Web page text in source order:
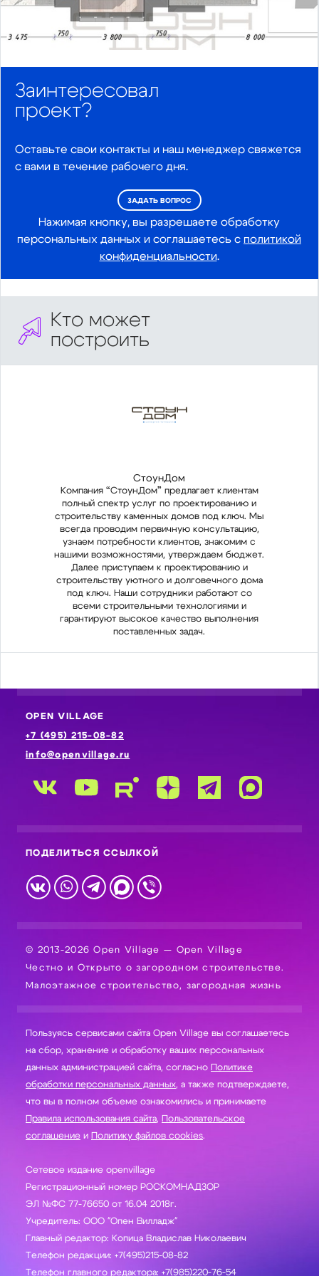
Заинтересовал
проект?
Оставьте свои контакты и наш менеджер свяжется
с вами в течение рабочего дня.
ЗАДАТЬ ВОПРОС
Нажимая кнопку, вы разрешаете обработку
персональных данных и соглашаетесь с политикой
конфиденциальности.
Кто может
построить
СтоунДом
Компания “СтоунДом” предлагает клиентам
полный спектр услуг по проектированию и
строительству каменных домов под ключ. Мы
всегда проводим первичную консультацию,
узнаем потребности клиентов, знакомим с
нашими возможностями, утверждаем бюджет.
Далее приступаем к проектированию и
строительству уютного и долговечного дома
под ключ. Наши сотрудники работают со
всеми строительными технологиями и
гарантируют высокое качество выполнения
поставленных задач.
OPEN VILLAGE
+7 (495) 215-08-82
info@openvillage.ru
ПОДЕЛИТЬСЯ ССЫЛКОЙ
© 2013-2026 Open Village — Open Village
Честно и Открыто о загородном строительстве.
Малоэтажное строительство, загородная жизнь
Пользуясь сервисами сайта Open Village вы соглашаетесь
на сбор, хранение и обработку ваших персональных
данных администрацией сайта, согласно Политике
обработки персональных данных, а также подтверждаете,
что вы в полном объеме ознакомились и принимаете
Правила использования сайта, Пользовательское
соглашение и Политику файлов cookies.
Сетевое издание openvillage
Регистрационный номер РОСКОМНАДЗОР
ЭЛ №ФС 77-76650 от 16.04 2018г.
Учредитель: ООО "Опен Вилладж"
Главный редактор: Копица Владислав Николаевич
Телефон редакции: +7(495)215-08-82
Телефон главного редактора: +7(985)220-76-54